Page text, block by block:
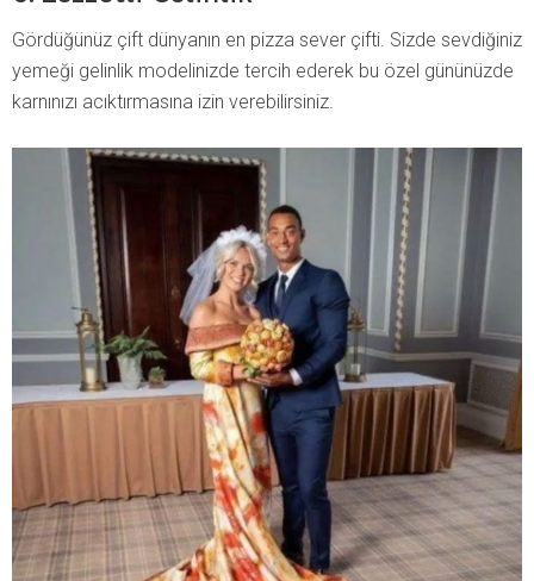
Gördüğünüz çift dünyanın en pizza sever çifti. Sizde sevdiğiniz
yemeği gelinlik modelinizde tercih ederek bu özel gününüzde
karnınızı acıktırmasına izin verebilirsiniz.